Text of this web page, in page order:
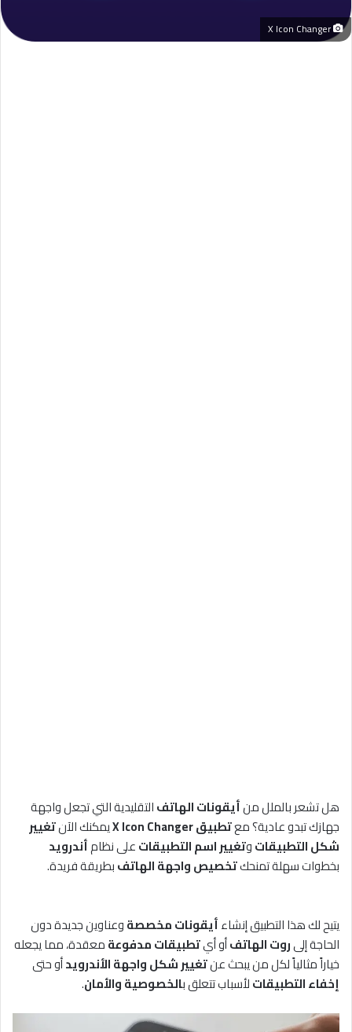
هل تشعر بالملل منأيقونات الهاتفالتقليدية التي تجعل واجهة
جهازك تبدو عادية؟ معتطبيق X Icon Changer يمكنك الآنتغيير
شكل التطبيقاتوتغيير اسم التطبيقاتعلى نظامأندرويد
بخطوات سهلة تمنحكتخصيص واجهة الهاتفبطريقة فريدة.
يتيح لك هذا التطبيق إنشاءأيقونات مخصصةوعناوين جديدة دون
الحاجة إلىروت الهاتفأو أيتطبيقات مدفوعةمعقدة، مما يجعله
خياراً مثالياً لكل من يبحث عنتغيير شكل واجهة الأندرويدأو حتى
إخفاء التطبيقاتلأسباب تتعلق بالخصوصية والأمان.